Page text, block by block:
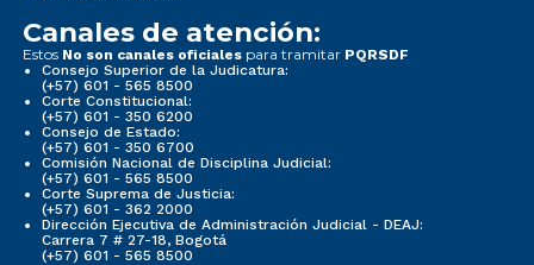
Canales de atención:
Estos No son canales oficiales para tramitar PQRSDF
Consejo Superior de la Judicatura:
(+57) 601 - 565 8500
Corte Constitucional:
(+57) 601 - 350 6200
Consejo de Estado:
(+57) 601 - 350 6700
Comisión Nacional de Disciplina Judicial:
(+57) 601 - 565 8500
Corte Suprema de Justicia:
(+57) 601 - 362 2000
Dirección Ejecutiva de Administración Judicial - DEAJ:
Carrera 7 # 27-18, Bogotá
(+57) 601 - 565 8500